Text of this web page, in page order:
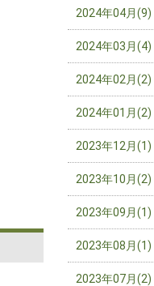
2024年04月(9)
2024年03月(4)
2024年02月(2)
2024年01月(2)
2023年12月(1)
2023年10月(2)
2023年09月(1)
2023年08月(1)
2023年07月(2)